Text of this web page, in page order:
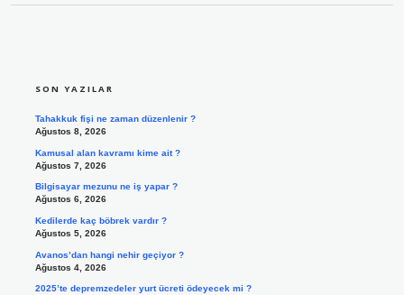
SON YAZILAR
Tahakkuk fişi ne zaman düzenlenir ?
Ağustos 8, 2026
Kamusal alan kavramı kime ait ?
Ağustos 7, 2026
Bilgisayar mezunu ne iş yapar ?
Ağustos 6, 2026
Kedilerde kaç böbrek vardır ?
Ağustos 5, 2026
Avanos’dan hangi nehir geçiyor ?
Ağustos 4, 2026
2025’te depremzedeler yurt ücreti ödeyecek mi ?